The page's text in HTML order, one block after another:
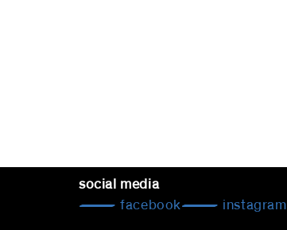
social media
facebook
instagram